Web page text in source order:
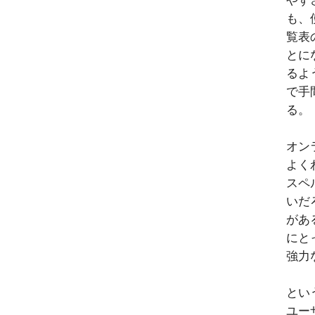
も、
覧表
とに
るよ
で手
る。
オン
よく
スペ
いだ
があ
にと
強力
とい
ユー